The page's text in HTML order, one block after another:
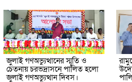
জুলাই গণঅভ্যুত্থানের স্মৃতি ও
চেতনায় চরভদ্রাসনে পালিত হলো
জুলাই গণঅভ্যুত্থান দিবস।